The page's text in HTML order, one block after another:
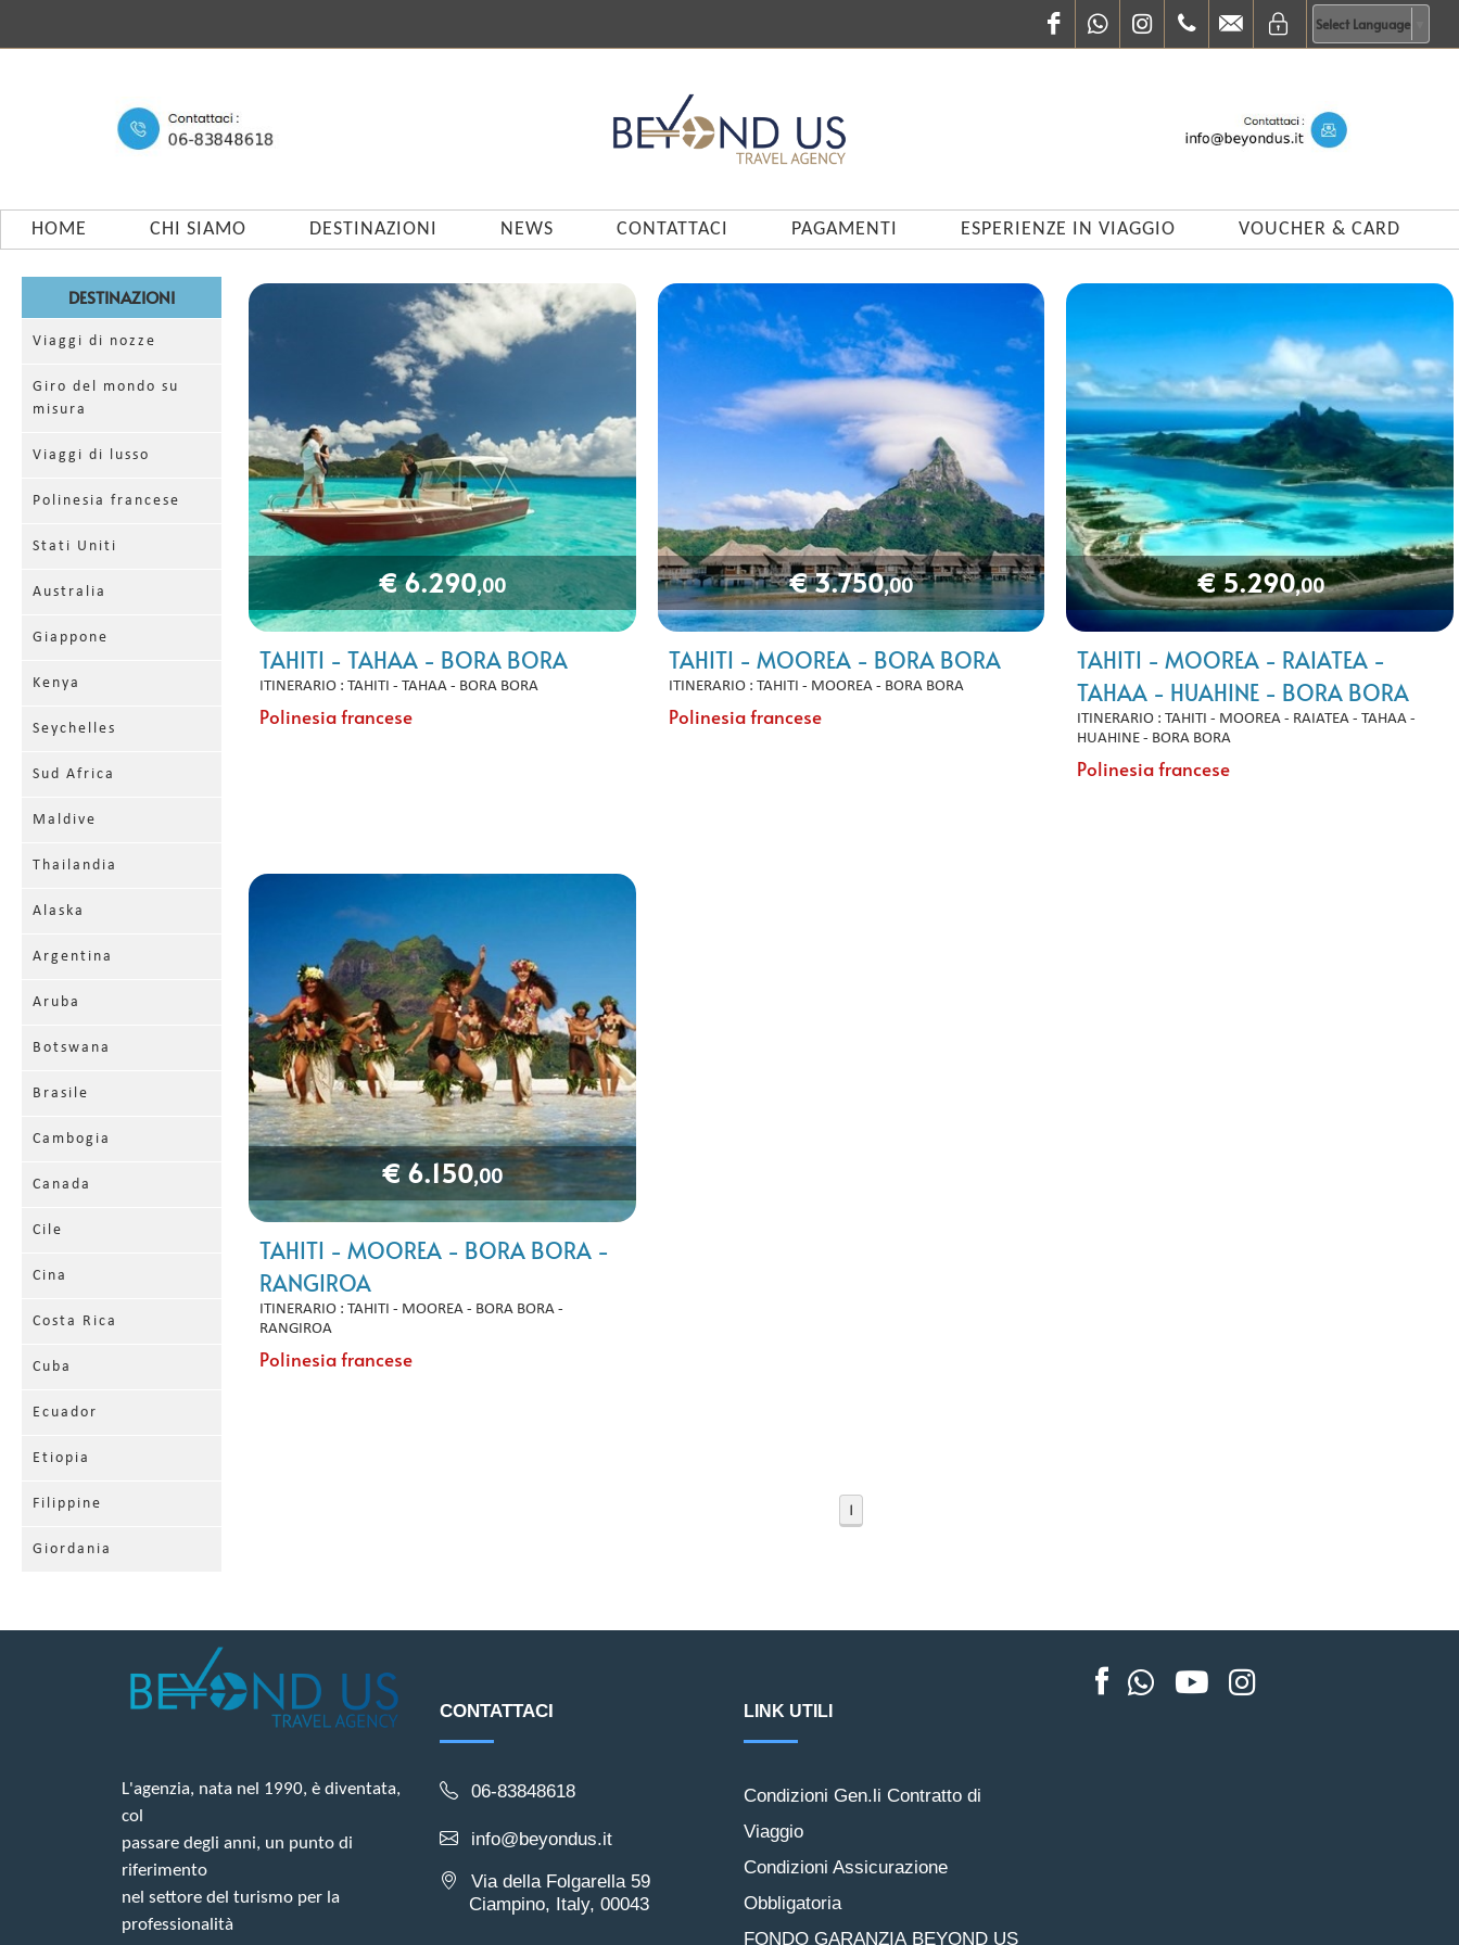
FacebookWhatsAppInstagram0683848618info@beyondus.itSelect Language
HOME CHI SIAMO DESTINAZIONI NEWS CONTATTACI PAGAMENTI ESPERIENZE IN VIAGGIO VOUCHER & CARD
DESTINAZIONI
Viaggi di nozze
Giro del mondo su
misura
Viaggi di lusso
Polinesia francese
Stati Uniti
Australia
Giappone
Kenya
Seychelles
Sud Africa
Maldive
Thailandia
Alaska
Argentina
Aruba
Botswana
Brasile
Cambogia
Canada
Cile
Cina
Costa Rica
Cuba
Ecuador
Etiopia
Filippine
Giordania
€ 6.290,00
TAHITI - TAHAA - BORA BORA
ITINERARIO : TAHITI - TAHAA - BORA BORA
Polinesia francese
€ 3.750,00
TAHITI - MOOREA - BORA BORA
ITINERARIO : TAHITI - MOOREA - BORA BORA
Polinesia francese
€ 5.290,00
TAHITI - MOOREA - RAIATEA -
TAHAA - HUAHINE - BORA BORA
ITINERARIO : TAHITI - MOOREA - RAIATEA - TAHAA -
HUAHINE - BORA BORA
Polinesia francese
€ 6.150,00
TAHITI - MOOREA - BORA BORA -
RANGIROA
ITINERARIO : TAHITI - MOOREA - BORA BORA -
RANGIROA
Polinesia francese
1
L'agenzia, nata nel 1990, è diventata,
col
passare degli anni, un punto di
riferimento
nel settore del turismo per la
professionalità
CONTATTACI
06-83848618
info@beyondus.it
Via della Folgarella 59
Ciampino, Italy, 00043
LINK UTILI
Condizioni Gen.li Contratto di
Viaggio
Condizioni Assicurazione
Obbligatoria
FONDO GARANZIA BEYOND US